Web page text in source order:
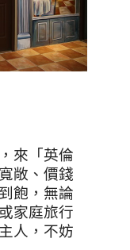
來「英倫
敞、價錢
飽，無論
家庭旅行
人，不妨